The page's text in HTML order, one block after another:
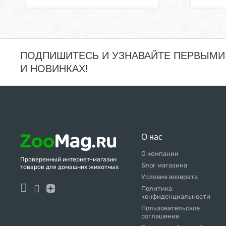
Четвероногий Гурман
шпинат
яблоко
ягоды
ПОДПИШИТЕСЬ И УЗНАВАЙТЕ
И НОВИНКАХ!
Проверенный интернет-магазин
товаров для домашних животных
О нас
О компании
Блог магазина
Условия возврата
Политика
конфиденциальности
Пользовательское
соглашение